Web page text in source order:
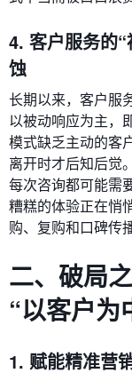
4. 客户服务的
蚀
长期以来，客户服
以被动响应为主，
模式缺乏主动的客
离开时才后知后觉
每次咨询都可能需
糟糕的体验正在悄
购、复购和口碑传
二、破局
“以客户为
1. 赋能精准营